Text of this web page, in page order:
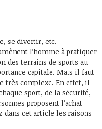
se divertir, etc.
l’homme à pratiquer
des terrains de sports au
capitale. Mais il faut
très complexe. En effet, il
sport, de la sécurité,
proposent l’achat
dans cet article les raisons